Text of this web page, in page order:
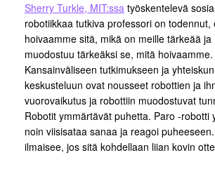
Sherry Turkle, MIT:ssa työskentelevä
robotiikkaa tutkiva professori on todennut,
hoivaamme sitä, mikä on meille tärkeää ja
muodostuu tärkeäksi se, mitä hoivaamme.
Kansainväliseen tutkimukseen ja
keskusteluun ovat nousseet robottien ja
vuorovaikutus ja robottiin muodostuvat
Robotit ymmärtävät puhetta. Paro -robotti
noin viisisataa sanaa ja reagoi
ilmaisee, jos sitä kohdellaan liian kovin